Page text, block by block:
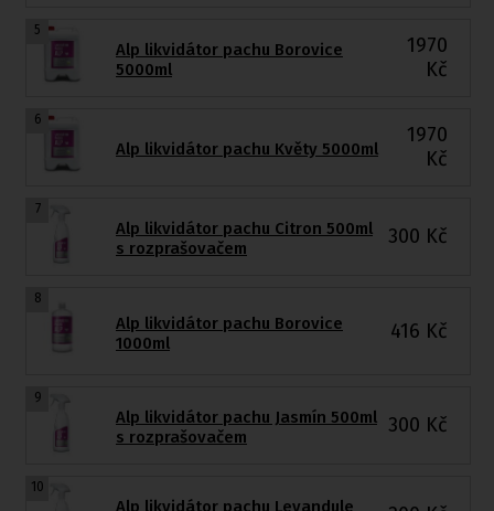
5
Alp likvidátor pachu Borovice
5000ml
1970
Kč
6
Alp likvidátor pachu Květy 5000ml
1970
Kč
7
Alp likvidátor pachu Citron 500ml
s rozprašovačem
300 Kč
8
Alp likvidátor pachu Borovice
1000ml
416 Kč
9
Alp likvidátor pachu Jasmín 500ml
s rozprašovačem
300 Kč
10
Alp likvidátor pachu Levandule